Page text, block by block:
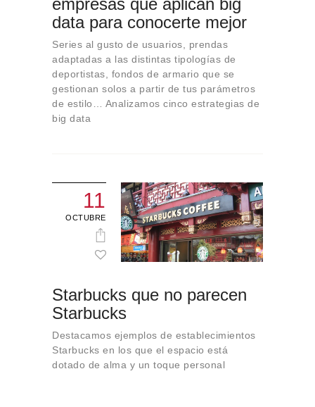
Sobre Connections
by Finsa
Contacto
empresas que aplican big
data para conocerte mejor
Series al gusto de usuarios, prendas
adaptadas a las distintas tipologías de
deportistas, fondos de armario que se
gestionan solos a partir de tus parámetros
de estilo… Analizamos cinco estrategias de
big data
11
OCTUBRE
Starbucks que no parecen
Starbucks
Destacamos ejemplos de establecimientos
Starbucks en los que el espacio está
dotado de alma y un toque personal